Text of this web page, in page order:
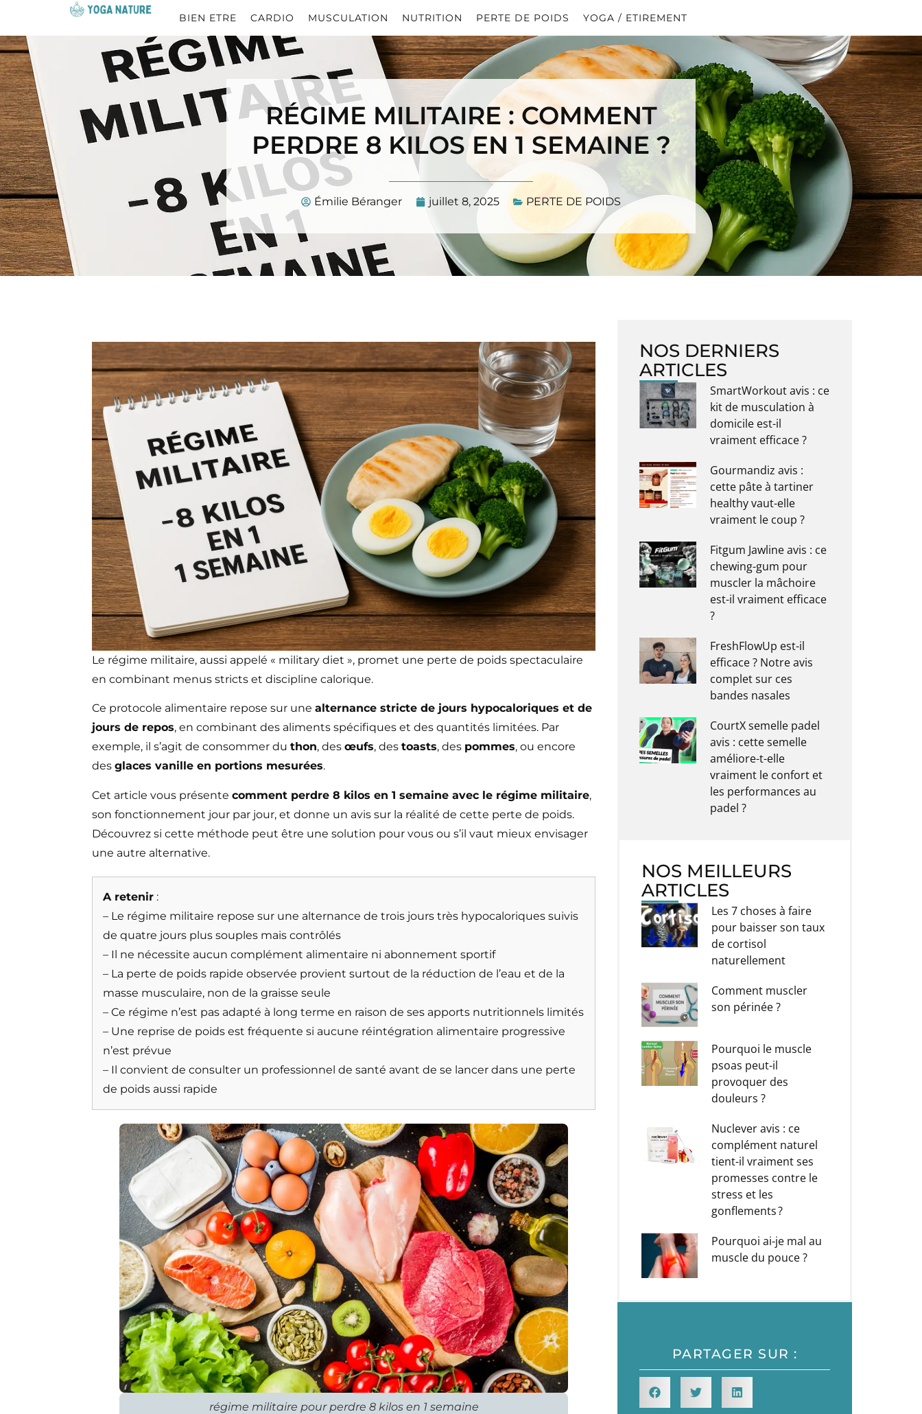
BIEN ETRE CARDIO MUSCULATION NUTRITION PERTE DE POIDS YOGA / ETIREMENT
RÉGIME MILITAIRE : COMMENT
PERDRE 8 KILOS EN 1 SEMAINE ?
Émilie Béranger juillet 8, 2025 PERTE DE POIDS
Le régime militaire, aussi appelé « military diet », promet une perte de poids spectaculaire
en combinant menus stricts et discipline calorique.
Ce protocole alimentaire repose sur une alternance stricte de jours hypocaloriques et de
jours de repos, en combinant des aliments spécifiques et des quantités limitées. Par
exemple, il s’agit de consommer du thon, des œufs, des toasts, des pommes, ou encore
des glaces vanille en portions mesurées.
Cet article vous présente comment perdre 8 kilos en 1 semaine avec le régime militaire,
son fonctionnement jour par jour, et donne un avis sur la réalité de cette perte de poids.
Découvrez si cette méthode peut être une solution pour vous ou s’il vaut mieux envisager
une autre alternative.
A retenir :
– Le régime militaire repose sur une alternance de trois jours très hypocaloriques suivis
de quatre jours plus souples mais contrôlés
– Il ne nécessite aucun complément alimentaire ni abonnement sportif
– La perte de poids rapide observée provient surtout de la réduction de l’eau et de la
masse musculaire, non de la graisse seule
– Ce régime n’est pas adapté à long terme en raison de ses apports nutritionnels limités
– Une reprise de poids est fréquente si aucune réintégration alimentaire progressive
n’est prévue
– Il convient de consulter un professionnel de santé avant de se lancer dans une perte
de poids aussi rapide
régime militaire pour perdre 8 kilos en 1 semaine
NOS DERNIERS
ARTICLES
SmartWorkout avis : ce
kit de musculation à
domicile est-il
vraiment efficace ?
Gourmandiz avis :
cette pâte à tartiner
healthy vaut-elle
vraiment le coup ?
Fitgum Jawline avis : ce
chewing-gum pour
muscler la mâchoire
est-il vraiment efficace
?
FreshFlowUp est-il
efficace ? Notre avis
complet sur ces
bandes nasales
CourtX semelle padel
avis : cette semelle
améliore-t-elle
vraiment le confort et
les performances au
padel ?
NOS MEILLEURS
ARTICLES
Les 7 choses à faire
pour baisser son taux
de cortisol
naturellement
Comment muscler
son périnée ?
Pourquoi le muscle
psoas peut-il
provoquer des
douleurs ?
Nuclever avis : ce
complément naturel
tient-il vraiment ses
promesses contre le
stress et les
gonflements ?
Pourquoi ai-je mal au
muscle du pouce ?
PARTAGER SUR :